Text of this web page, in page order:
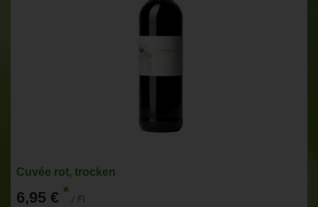
Cuvée rot, trocken
6,95 € * / Fl